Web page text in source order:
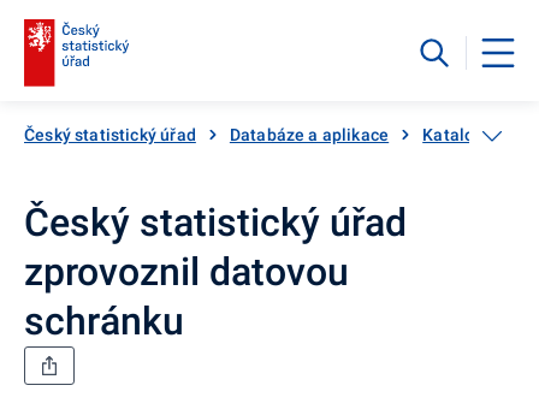
Český statistický úřad Databáze a aplikace Katalog
Český statistický úřad
zprovoznil datovou
schránku